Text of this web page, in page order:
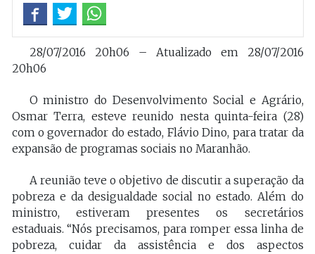
28/07/2016 20h06 – Atualizado em 28/07/2016
20h06
O ministro do Desenvolvimento Social e Agrário,
Osmar Terra, esteve reunido nesta quinta-feira (28)
com o governador do estado, Flávio Dino, para tratar da
expansão de programas sociais no Maranhão.
A reunião teve o objetivo de discutir a superação da
pobreza e da desigualdade social no estado. Além do
ministro, estiveram presentes os secretários
estaduais. “Nós precisamos, para romper essa linha de
pobreza, cuidar da assistência e dos aspectos